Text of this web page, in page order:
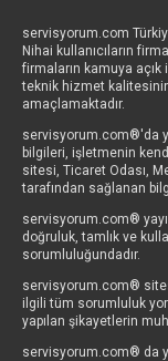
servisyorum.com
Nihai kullanıcıların
firmaların kamuya açık
teknik hizmet
amaçlamaktadır.
servisyorum.com®'da
bilgileri, işletmenin
sitesi, Ticaret Odası,
tarafından sağlanan
servisyorum.com®
doğruluk, tamlık ve
sorumluluğundadır.
servisyorum.com®
ilgili tüm sorumluluk
yapılan şikayetlerin
servisyorum.com® da